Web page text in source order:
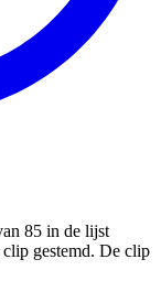
85 in de lijst
gestemd. De clip